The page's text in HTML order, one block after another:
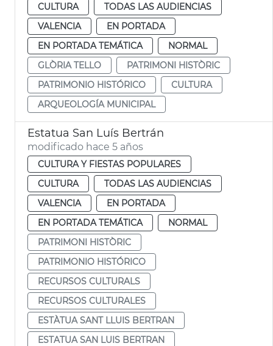
CULTURA
TODAS LAS AUDIENCIAS
VALENCIA
EN PORTADA
EN PORTADA TEMÁTICA
NORMAL
GLÒRIA TELLO
PATRIMONI HISTÒRIC
PATRIMONIO HISTÓRICO
CULTURA
ARQUEOLOGÍA MUNICIPAL
Estatua San Luís Bertrán
modificado hace 5 años
CULTURA Y FIESTAS POPULARES
CULTURA
TODAS LAS AUDIENCIAS
VALENCIA
EN PORTADA
EN PORTADA TEMÁTICA
NORMAL
PATRIMONI HISTÒRIC
PATRIMONIO HISTÓRICO
RECURSOS CULTURALS
RECURSOS CULTURALES
ESTÀTUA SANT LLUIS BERTRAN
ESTATUA SAN LUIS BERTRAN